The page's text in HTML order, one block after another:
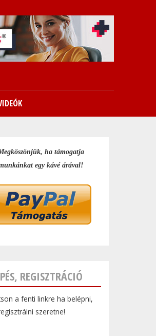
ha támogatja
egy kávé árával!
REGISZTRÁCIÓ
a fenti linkre ha belépni,
szeretne!